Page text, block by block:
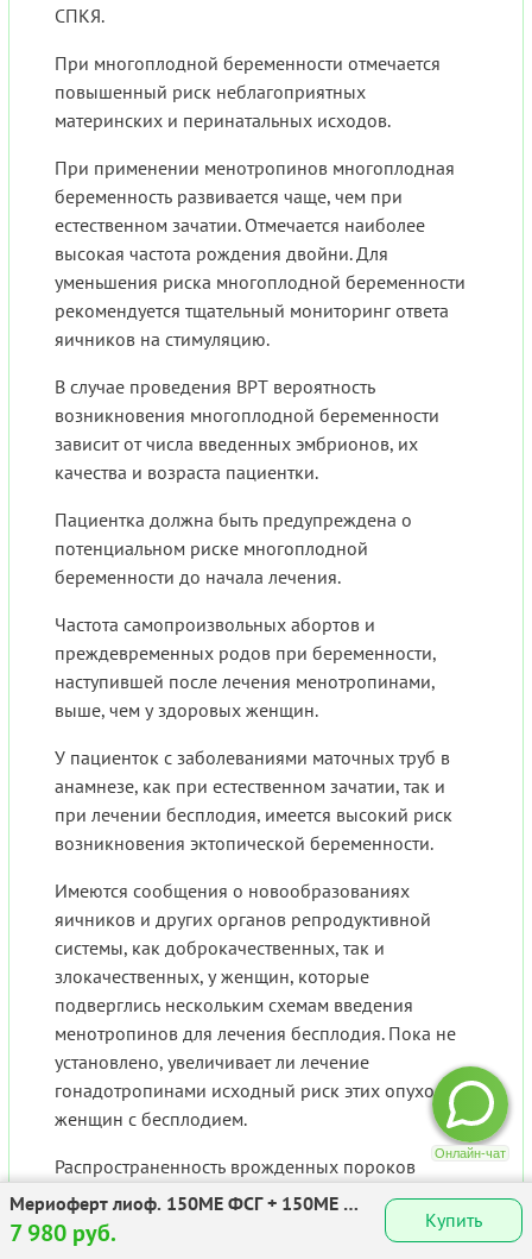
СПКЯ.
При многоплодной беременности отмечается
повышенный риск неблагоприятных
материнских и перинатальных исходов.
При применении менотропинов многоплодная
беременность развивается чаще, чем при
естественном зачатии. Отмечается наиболее
высокая частота рождения двойни. Для
уменьшения риска многоплодной беременности
рекомендуется тщательный мониторинг ответа
яичников на стимуляцию.
В случае проведения ВРТ вероятность
возникновения многоплодной беременности
зависит от числа введенных эмбрионов, их
качества и возраста пациентки.
Пациентка должна быть предупреждена о
потенциальном риске многоплодной
беременности до начала лечения.
Частота самопроизвольных абортов и
преждевременных родов при беременности,
наступившей после лечения менотропинами,
выше, чем у здоровых женщин.
У пациенток с заболеваниями маточных труб в
анамнезе, как при естественном зачатии, так и
при лечении бесплодия, имеется высокий риск
возникновения эктопической беременности.
Имеются сообщения о новообразованиях
яичников и других органов репродуктивной
системы, как доброкачественных, так и
злокачественных, у женщин, которые
подверглись нескольким схемам введения
менотропинов для лечения бесплодия. Пока не
установлено, увеличивает ли лечение
гонадотропинами исходный риск этих опухолей у
женщин с бесплодием.
Распространенность врожденных пороков
развития плода при использовании ВРТ
несколько выше, чем при естественном зачатии.
Считается, что это может быть связано с
Мериоферт лиоф. 150МЕ ФСГ + 150МЕ ЛГ
№1
7 980 руб. Купить